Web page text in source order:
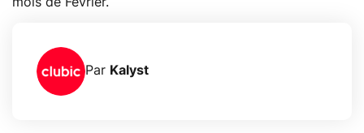
Par Kalyst